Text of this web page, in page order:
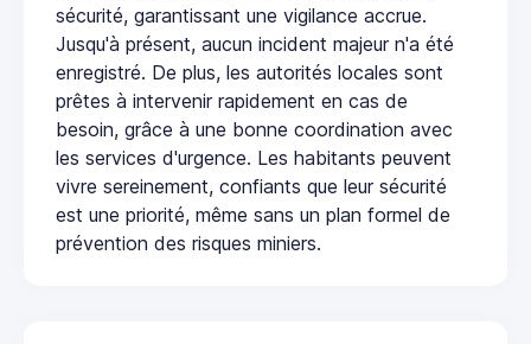
sécurité, garantissant une vigilance accrue.
Jusqu'à présent, aucun incident majeur n'a été
enregistré. De plus, les autorités locales sont
prêtes à intervenir rapidement en cas de
besoin, grâce à une bonne coordination avec
les services d'urgence. Les habitants peuvent
vivre sereinement, confiants que leur sécurité
est une priorité, même sans un plan formel de
prévention des risques miniers.